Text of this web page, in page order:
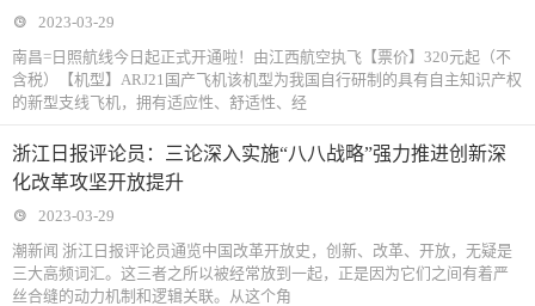
2023-03-29
南昌=日照航线今日起正式开通啦！由江西航空执飞【票价】320元起（不
含税）【机型】ARJ21国产飞机该机型为我国自行研制的具有自主知识产权
的新型支线飞机，拥有适应性、舒适性、经
浙江日报评论员：三论深入实施“八八战略”强力推进创新深
化改革攻坚开放提升
2023-03-29
潮新闻 浙江日报评论员通览中国改革开放史，创新、改革、开放，无疑是
三大高频词汇。这三者之所以被经常放到一起，正是因为它们之间有着严
丝合缝的动力机制和逻辑关联。从这个角